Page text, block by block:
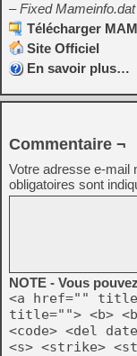
– Fixed
Télécharger
Site Officiel
En savoir plus…
Commentaire ¬
Votre adresse e-mail
obligatoires sont
NOTE - Vous
<a href=""
title=""> <b>
<code> <del
<s> <strike>